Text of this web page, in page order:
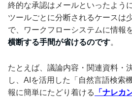
終的な承認はメールといったよう
ツールごとに分断されるケースは
で、ワークフローシステムに情報
横断する手間が省けるのです。
たとえば、議論内容・関連資料・
し、AIを活用した「自然言語検索
報に簡単にたどり着ける
「ナレカ